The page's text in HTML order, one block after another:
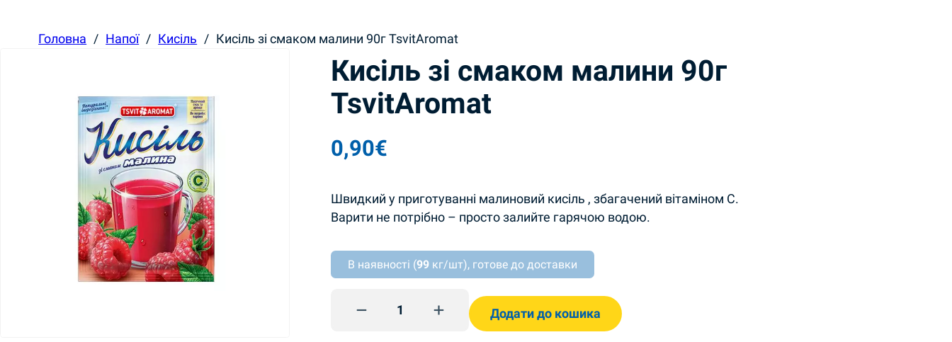
Головна / Напої / Кисіль / Кисіль зі смаком малини 90г TsvitAromat
Кисіль зі смаком малини 90г
TsvitAromat
0,90€
Швидкий у приготуванні малиновий кисіль , збагачений вітаміном С.
Варити не потрібно – просто залийте гарячою водою.
В наявності (99 кг/шт), готове до доставки
Кисіль зі смаком малини 90г TsvitAromat quantity
Додати до кошика